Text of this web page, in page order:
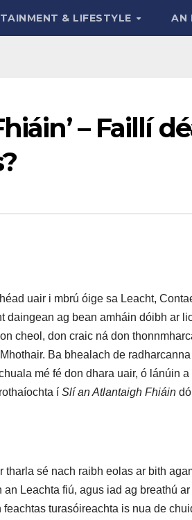
& LIFESTYLE AN
– Faillí
uair i mbrú óige sa Leacht,
daingean ag bean amháin dóibh ar
cheol, don craic ná don
Ba bhealach de
mé fé don dhara uair, ó lánúin
í Slí an Atlantaigh Fhiáin
tharla sé nach raibh eolas ar bith
Leachta fiú, agus iad ag breathú
feachtas turasóireachta is nua de